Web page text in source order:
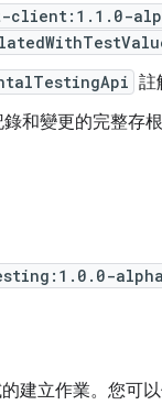
client:1.1.0-
註
和變更的完整存
建立作業。您可